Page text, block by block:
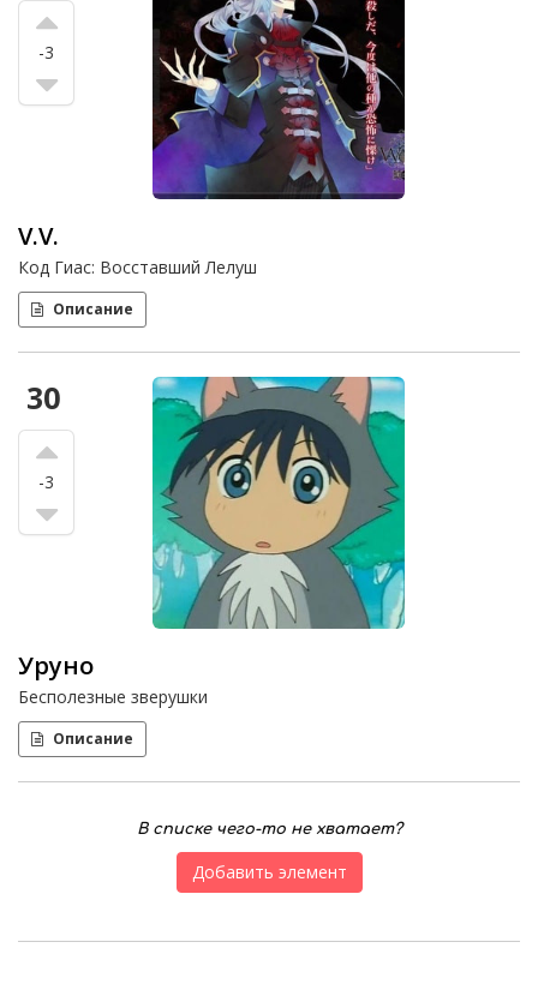
-3
V.V.
Код Гиас: Восставший Лелуш
Описание
30
-3
Уруно
Бесполезные зверушки
Описание
В списке чего-то не хватает?
Добавить элемент